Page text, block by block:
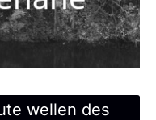
wellen des